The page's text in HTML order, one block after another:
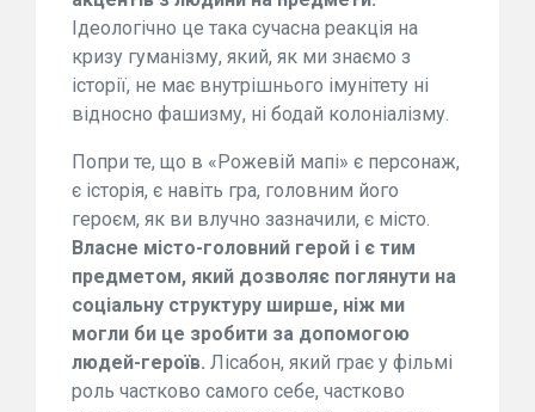
Ідеологічно це така сучасна реакція на
кризу гуманізму, який, як ми знаємо з
історії, не має внутрішнього імунітету ні
відносно фашизму, ні бодай колоніалізму.
Попри те, що в «Рожевій мапі» є персонаж,
є історія, є навіть гра, головним його
героєм, як ви влучно зазначили, є місто.
Власне місто-головний герой і є тим
предметом, який дозволяє поглянути на
соціальну структуру ширше, ніж ми
могли би це зробити за допомогою
людей-героїв. Лісабон, який грає у фільмі
роль частково самого себе, частково